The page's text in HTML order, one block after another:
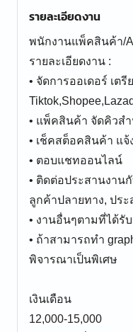
รายละเอียดงาน
พนักงานแพ็คสินค้า/
รายละเอียดงาน :
• จัดการออเดอร์ เต
• แพ็คสินค้า จัดคิวส
• เช็คสต็อคสินค้า แ
• ตอบแชทออนไลน์
• ติดต่อประสานงาน
ลูกค้าปลายทาง, ปร
• งานอื่นๆตามที่ได้รั
• ถ้าสามารถทำ
พิจารณาเป็นพิเศษ
เงินเดือน
12,000-15,000